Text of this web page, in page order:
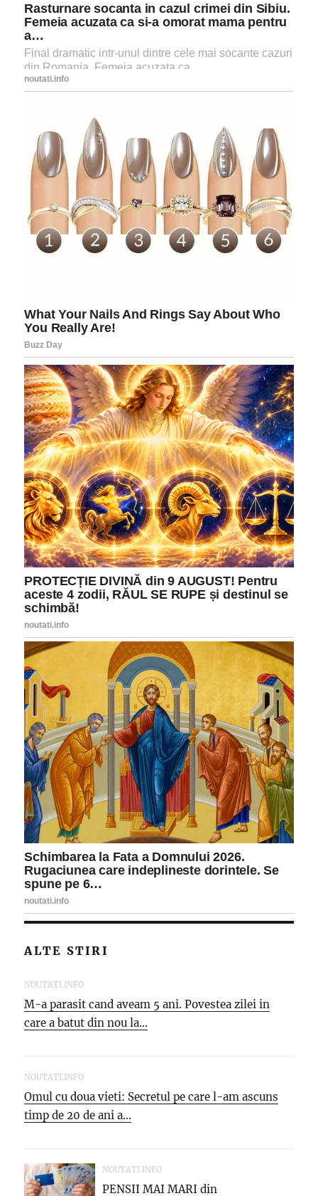
ALTE STIRI
NOUTATI.INFO
M-a parasit cand aveam 5 ani. Povestea zilei in
care a batut din nou la...
NOUTATI.INFO
Omul cu doua vieti: Secretul pe care l-am ascuns
timp de 20 de ani a...
NOUTATI.INFO
PENSII MAI MARI din